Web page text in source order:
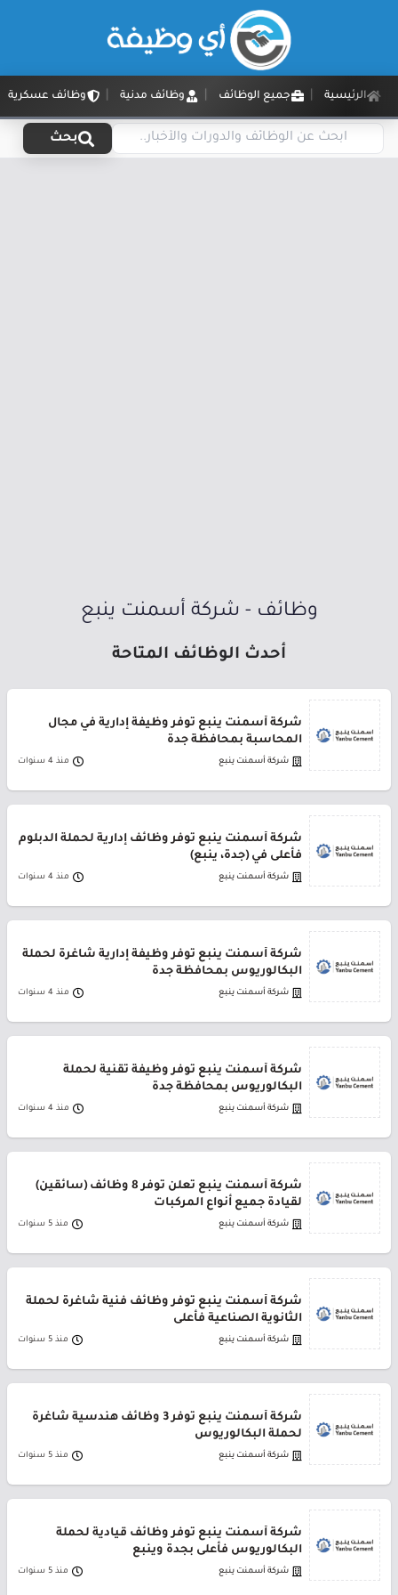
الرئيسية جميع الوظائف وظائف مدنية وظائف عسكرية
بحث
وظائف - شركة أسمنت ينبع
أحدث الوظائف المتاحة
شركة أسمنت ينبع توفر وظيفة إدارية في مجال
المحاسبة بمحافظة جدة
شركة أسمنت ينبع منذ 4 سنوات
شركة أسمنت ينبع توفر وظائف إدارية لحملة الدبلوم
فأعلى في (جدة، ينبع)
شركة أسمنت ينبع منذ 4 سنوات
شركة أسمنت ينبع توفر وظيفة إدارية شاغرة لحملة
البكالوريوس بمحافظة جدة
شركة أسمنت ينبع منذ 4 سنوات
شركة أسمنت ينبع توفر وظيفة تقنية لحملة
البكالوريوس بمحافظة جدة
شركة أسمنت ينبع منذ 4 سنوات
شركة أسمنت ينبع تعلن توفر 8 وظائف (سائقين)
لقيادة جميع أنواع المركبات
شركة أسمنت ينبع منذ 5 سنوات
شركة أسمنت ينبع توفر وظائف فنية شاغرة لحملة
الثانوية الصناعية فأعلى
شركة أسمنت ينبع منذ 5 سنوات
شركة أسمنت ينبع توفر 3 وظائف هندسية شاغرة
لحملة البكالوريوس
شركة أسمنت ينبع منذ 5 سنوات
شركة أسمنت ينبع توفر وظائف قيادية لحملة
البكالوريوس فأعلى بجدة وينبع
شركة أسمنت ينبع منذ 5 سنوات